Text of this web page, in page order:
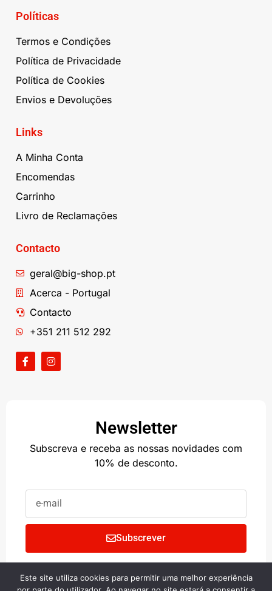
Políticas
Termos e Condições
Política de Privacidade
Política de Cookies
Envios e Devoluções
Links
A Minha Conta
Encomendas
Carrinho
Livro de Reclamações
Contacto
geral@big-shop.pt
Acerca - Portugal
Contacto
+351 211 512 292
Newsletter
Subscreva e receba as nossas novidades com
10% de desconto.
Subscrever
Copyright © 2024 • BIG SHOP
Este site utiliza cookies para permitir uma melhor experiência